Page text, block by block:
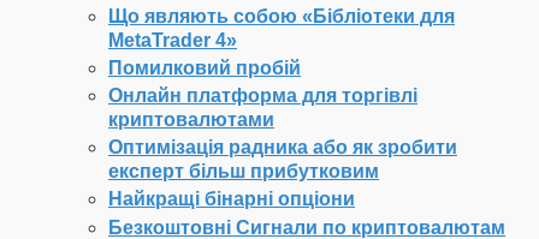
Що являють собою «Бібліотеки для
MetaTrader 4»
Помилковий пробій
Онлайн платформа для торгівлі
криптовалютами
Оптимізація радника або як зробити
експерт більш прибутковим
Найкращі бінарні опціони
Безкоштовні Сигнали по криптовалютам